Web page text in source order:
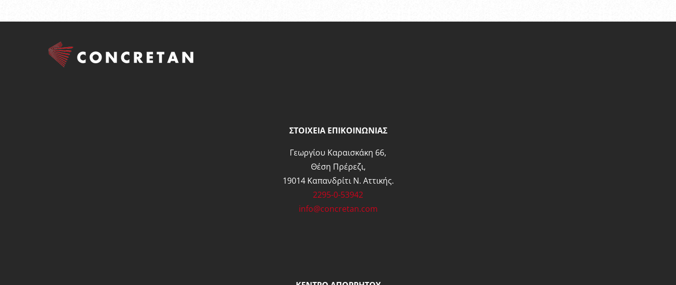
ΣΤΟΙΧΕΙΑ ΕΠΙΚΟΙΝΩΝΙΑΣ
Γεωργίου Καραισκάκη 66,
Θέση Πρέρεζι,
19014 Καπανδρίτι Ν. Αττικής.
2295-0-53942
info@concretan.com